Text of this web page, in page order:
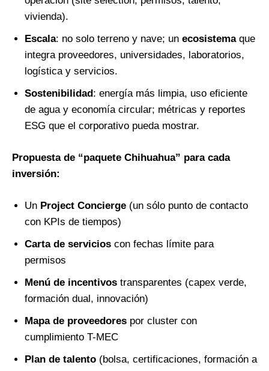
vivienda).
Escala: no solo terreno y nave; un ecosistemaque
integra proveedores, universidades, laboratorios,
logística y servicios.
Sostenibilidad : energía más limpia, uso eficiente
de agua y economía circular; métricas y reportes
ESG que el corporativo pueda mostrar.
Propuesta de “paquete Chihuahua” para cada
inversión:
Un Project Concierge (un sólo punto de contacto
con KPIs de tiempos)
Carta de servicios con fechas límite para
permisos
Menú de incentivos transparentes (capex verde,
formación dual, innovación)
Mapa de proveedores por cluster con
cumplimiento T-MEC
Plan de talento (bolsa, certificaciones, formación a